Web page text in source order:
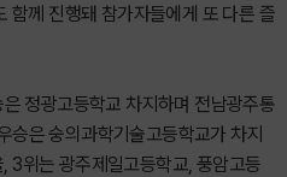
함께 진행돼 참가자들에게 또 다른 즐
정광고등학교 차지하며 전남광주통
승은 숭의과학기술고등학교가 차지
3위는 광주제일고등학교, 풍암고등